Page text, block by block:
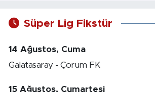
Süper Lig Fikstür
14 Ağustos, Cuma
Galatasaray - Çorum FK
15 Ağustos, Cumartesi